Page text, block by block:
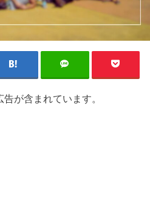
が含まれています。